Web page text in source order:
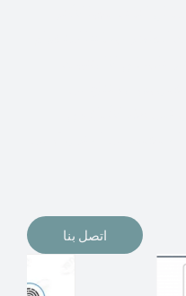
اتصل بنا